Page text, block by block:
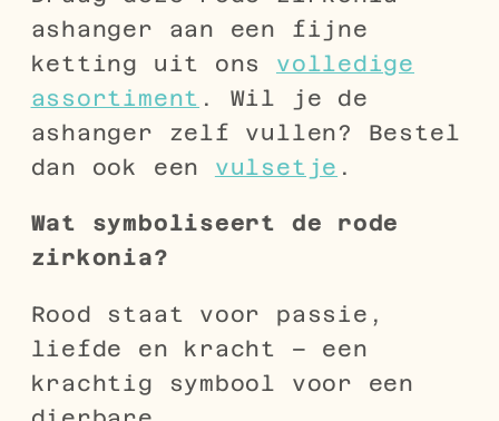
ashanger aan een fijne
ketting uit ons volledige
assortiment . Wil je de
ashanger zelf vullen? Bestel
dan ook een vulsetje .
Wat symboliseert de rode
zirkonia?
Rood staat voor passie,
liefde en kracht – een
krachtig symbool voor een